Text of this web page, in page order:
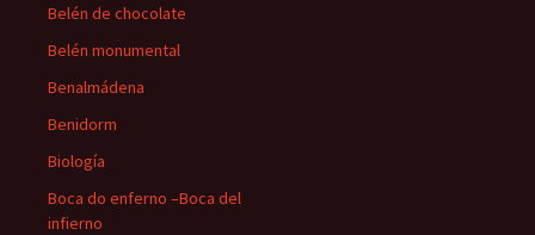
Belén de chocolate
Belén monumental
Benalmádena
Benidorm
Biología
Boca do enferno –Boca del
infierno